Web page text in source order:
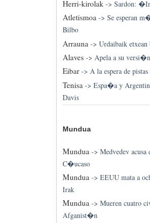
Herri-kirolak-> Sardon:
Atletismoa-> Se esperan
Bilbo
Arrauna -> Urdaibaik
Alaves-> Apela a su
Eibar-> A la espera de
Tenisa -> Espa�a y
Davis
Mundua
Mundua -> Medvedev
C�ucaso
Mundua-> EEUU mata a
Irak
Mundua-> Mueren cuatro
Afganist�n